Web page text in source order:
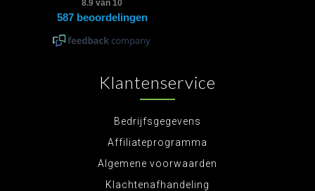
Klantenservice
Bedrijfsgegevens
Affiliateprogramma
Algemene voorwaarden
Klachtenafhandeling